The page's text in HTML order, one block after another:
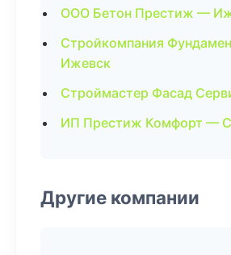
ООО Бетон Престиж —
Стройкомпания
Ижевск
Строймастер Фасад
ИП Престиж Комфорт —
Другие компании